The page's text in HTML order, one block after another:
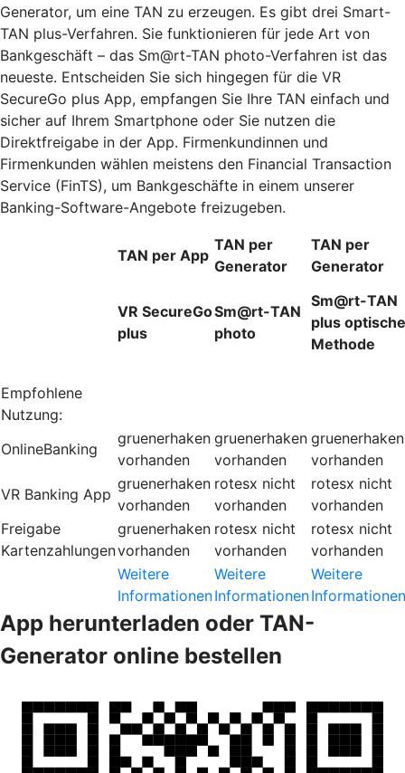
Generator, um eine TAN zu erzeugen. Es gibt drei Smart-
TAN plus-Verfahren. Sie funktionieren für jede Art von
Bankgeschäft – das Sm@rt-TAN photo-Verfahren ist das
neueste. Entscheiden Sie sich hingegen für die VR
SecureGo plus App, empfangen Sie Ihre TAN einfach und
sicher auf Ihrem Smartphone oder Sie nutzen die
Direktfreigabe in der App. Firmenkundinnen und
Firmenkunden wählen meistens den Financial Transaction
Service (FinTS), um Bankgeschäfte in einem unserer
Banking-Software-Angebote freizugeben.
TAN per App
TAN per
Generator
TAN per
Generator
VR SecureGo
plus
Sm@rt-TAN
photo
Sm@rt-TAN
plus optische
Methode
Empfohlene
Nutzung:
OnlineBanking
gruenerhaken
vorhanden
gruenerhaken
vorhanden
gruenerhaken
vorhanden
VR Banking App
gruenerhaken
vorhanden
rotesx nicht
vorhanden
rotesx nicht
vorhanden
Freigabe
Kartenzahlungen
gruenerhaken
vorhanden
rotesx nicht
vorhanden
rotesx nicht
vorhanden
Weitere
Informationen
Weitere
Informationen
Weitere
Informationen
App herunterladen oder TAN-
Generator online bestellen